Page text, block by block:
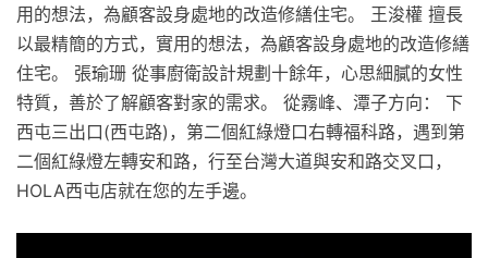
用的想法，為顧客設身處地的改造修繕住宅。 王浚權 擅長
以最精簡的方式，實用的想法，為顧客設身處地的改造修繕
住宅。 張瑜珊 從事廚衛設計規劃十餘年，心思細膩的女性
特質，善於了解顧客對家的需求。 從霧峰、潭子方向： 下
西屯三出口(西屯路)，第二個紅綠燈口右轉福科路，遇到第
二個紅綠燈左轉安和路，行至台灣大道與安和路交叉口，
HOLA西屯店就在您的左手邊。